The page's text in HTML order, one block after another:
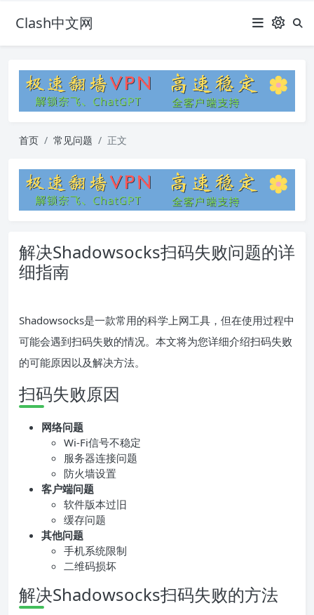
Clash中文网
首页 常见问题 正文
解决Shadowsocks扫码失败问题的详
细指南
Shadowsocks是一款常用的科学上网工具，但在使用过程中
可能会遇到扫码失败的情况。本文将为您详细介绍扫码失败
的可能原因以及解决方法。
扫码失败原因
网络问题
Wi-Fi信号不稳定
服务器连接问题
防火墙设置
客户端问题
软件版本过旧
缓存问题
其他问题
手机系统限制
二维码损坏
解决Shadowsocks扫码失败的方法